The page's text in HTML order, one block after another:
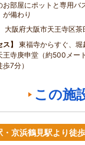
お部屋にポットと専用バ
が備わり
大阪府大阪市天王寺区茶
ス
東福寺からすぐ、
王寺庚申堂（約500メー
7分）
この施
京浜鶴見駅より徒